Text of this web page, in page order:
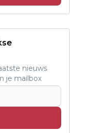
nieuws
je mailbox